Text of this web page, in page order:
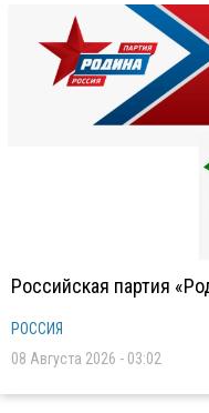
Российская партия
РОССИЯ
08 Августа 2026 - 03:02